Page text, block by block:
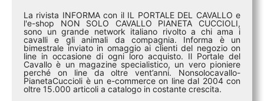
La rivista INFORMA con il IL PORTALE DEL CAVALLO e
l'e-shop NON SOLO CAVALLO PIANETA CUCCIOLI,
sono un grande network italiano rivolto a chi ama i
cavalli e gli animali da compagnia. Informa è un
bimestrale inviato in omaggio ai clienti del negozio on
line in occasione di ogni loro acquisto. Il Portale del
Cavallo è un magazine specialistico, un vero pioniere
perché on line da oltre vent’anni. Nonsolocavallo-
PianetaCuccioli è un e-commerce on line dal 2004 con
oltre 15.000 articoli a catalogo in costante crescita.